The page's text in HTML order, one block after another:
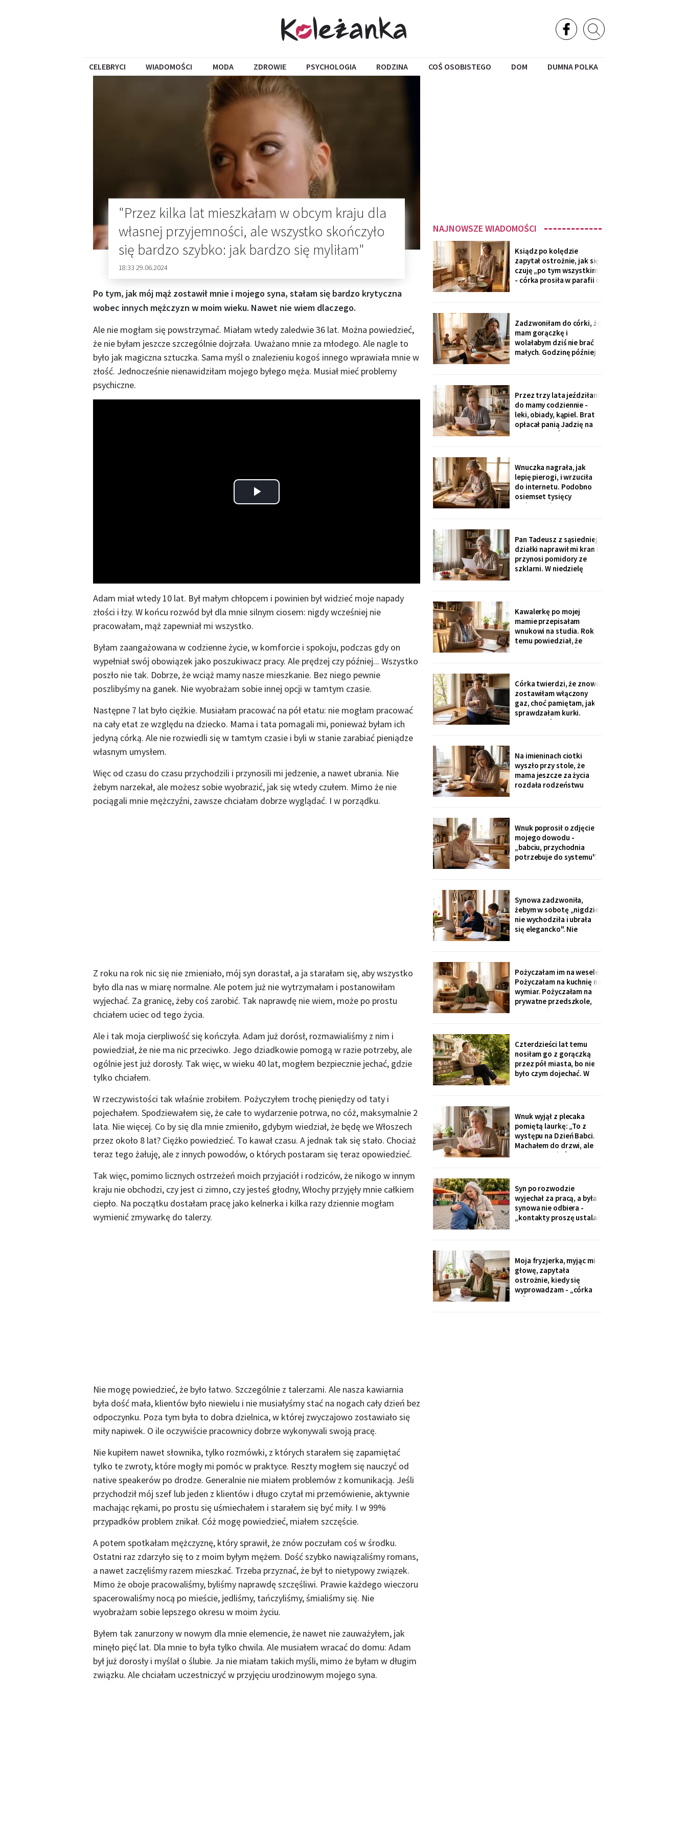
CELEBRYCI WIADOMOŚCI MODA ZDROWIE PSYCHOLOGIA RODZINA COŚ OSOBISTEGO DOM DUMNA POLKA
"Przez kilka lat mieszkałam w obcym kraju dla
własnej przyjemności, ale wszystko skończyło
się bardzo szybko: jak bardzo się myliłam"
18:33 29.06.2024
Po tym, jak mój mąż zostawił mnie i mojego syna, stałam się bardzo krytyczna
wobec innych mężczyzn w moim wieku. Nawet nie wiem dlaczego.
Ale nie mogłam się powstrzymać. Miałam wtedy zaledwie 36 lat. Można powiedzieć,
że nie byłam jeszcze szczególnie dojrzała. Uważano mnie za młodego. Ale nagle to
było jak magiczna sztuczka. Sama myśl o znalezieniu kogoś innego wprawiała mnie w
złość. Jednocześnie nienawidziłam mojego byłego męża. Musiał mieć problemy
psychiczne.
Play
Adam miał wtedy 10 lat. Był małym chłopcem i powinien był widzieć moje napady
złości i łzy. W końcu rozwód był dla mnie silnym ciosem: nigdy wcześniej nie
pracowałam, mąż zapewniał mi wszystko.
Byłam zaangażowana w codzienne życie, w komforcie i spokoju, podczas gdy on
wypełniał swój obowiązek jako poszukiwacz pracy. Ale prędzej czy później... Wszystko
poszło nie tak. Dobrze, że wciąż mamy nasze mieszkanie. Bez niego pewnie
poszlibyśmy na ganek. Nie wyobrażam sobie innej opcji w tamtym czasie.
Następne 7 lat było ciężkie. Musiałam pracować na pół etatu: nie mogłam pracować
na cały etat ze względu na dziecko. Mama i tata pomagali mi, ponieważ byłam ich
jedyną córką. Ale nie rozwiedli się w tamtym czasie i byli w stanie zarabiać pieniądze
własnym umysłem.
Więc od czasu do czasu przychodzili i przynosili mi jedzenie, a nawet ubrania. Nie
żebym narzekał, ale możesz sobie wyobrazić, jak się wtedy czułem. Mimo że nie
pociągali mnie mężczyźni, zawsze chciałam dobrze wyglądać. I w porządku.
Z roku na rok nic się nie zmieniało, mój syn dorastał, a ja starałam się, aby wszystko
było dla nas w miarę normalne. Ale potem już nie wytrzymałam i postanowiłam
wyjechać. Za granicę, żeby coś zarobić. Tak naprawdę nie wiem, może po prostu
chciałem uciec od tego życia.
Ale i tak moja cierpliwość się kończyła. Adam już dorósł, rozmawialiśmy z nim i
powiedział, że nie ma nic przeciwko. Jego dziadkowie pomogą w razie potrzeby, ale
ogólnie jest już dorosły. Tak więc, w wieku 40 lat, mogłem bezpiecznie jechać, gdzie
tylko chciałem.
W rzeczywistości tak właśnie zrobiłem. Pożyczyłem trochę pieniędzy od taty i
pojechałem. Spodziewałem się, że całe to wydarzenie potrwa, no cóż, maksymalnie 2
lata. Nie więcej. Co by się dla mnie zmieniło, gdybym wiedział, że będę we Włoszech
przez około 8 lat? Ciężko powiedzieć. To kawał czasu. A jednak tak się stało. Chociaż
teraz tego żałuję, ale z innych powodów, o których postaram się teraz opowiedzieć.
Tak więc, pomimo licznych ostrzeżeń moich przyjaciół i rodziców, że nikogo w innym
kraju nie obchodzi, czy jest ci zimno, czy jesteś głodny, Włochy przyjęły mnie całkiem
ciepło. Na początku dostałam pracę jako kelnerka i kilka razy dziennie mogłam
wymienić zmywarkę do talerzy.
Nie mogę powiedzieć, że było łatwo. Szczególnie z talerzami. Ale nasza kawiarnia
była dość mała, klientów było niewielu i nie musiałyśmy stać na nogach cały dzień bez
odpoczynku. Poza tym była to dobra dzielnica, w której zwyczajowo zostawiało się
miły napiwek. O ile oczywiście pracownicy dobrze wykonywali swoją pracę.
Nie kupiłem nawet słownika, tylko rozmówki, z których starałem się zapamiętać
tylko te zwroty, które mogły mi pomóc w praktyce. Reszty mogłem się nauczyć od
native speakerów po drodze. Generalnie nie miałem problemów z komunikacją. Jeśli
przychodził mój szef lub jeden z klientów i długo czytał mi przemówienie, aktywnie
machając rękami, po prostu się uśmiechałem i starałem się być miły. I w 99%
przypadków problem znikał. Cóż mogę powiedzieć, miałem szczęście.
A potem spotkałam mężczyznę, który sprawił, że znów poczułam coś w środku.
Ostatni raz zdarzyło się to z moim byłym mężem. Dość szybko nawiązaliśmy romans,
a nawet zaczęliśmy razem mieszkać. Trzeba przyznać, że był to nietypowy związek.
Mimo że oboje pracowaliśmy, byliśmy naprawdę szczęśliwi. Prawie każdego wieczoru
spacerowaliśmy nocą po mieście, jedliśmy, tańczyliśmy, śmialiśmy się. Nie
wyobrażam sobie lepszego okresu w moim życiu.
Byłem tak zanurzony w nowym dla mnie elemencie, że nawet nie zauważyłem, jak
minęło pięć lat. Dla mnie to była tylko chwila. Ale musiałem wracać do domu: Adam
był już dorosły i myślał o ślubie. Ja nie miałam takich myśli, mimo że byłam w długim
związku. Ale chciałam uczestniczyć w przyjęciu urodzinowym mojego syna.
NAJNOWSZE WIADOMOŚCI
Ksiądz po kolędzie
zapytał ostrożnie, jak się
czuję „po tym wszystkim"
- córka prosiła w parafii o
ja co niedzielę czekam z
obiadem. Ostatni raz
przyszli we wrześniu.
Zadzwoniłam do córki, że
mam gorączkę i
wolałabym dziś nie brać
małych. Godzinę później
przyszedł SMS: „Podasz
im obiad? Wrócimy
głodni".
Przez trzy lata jeździłam
do mamy codziennie -
leki, obiady, kąpiel. Brat
opłacał panią Jadzię na
kilka poranków w
rozliczenie: „twoja
połowa za opiekunkę,
osiem tysięcy. Mama by
tak chciała".
Wnuczka nagrała, jak
lepię pierogi, i wrzuciła
do internetu. Podobno
osiemset tysięcy
wyświetleń - ludzie z
babcie. Córka obejrzała
dwa razy i powiedziała
tylko: „Mamo, mogłaś
chociaż zdjąć ten stary
fartuch".
Pan Tadeusz z sąsiedniej
działki naprawił mi kran i
przynosi pomidory ze
szklarni. W niedzielę
przyszłości". Syn położył
na stole kartkę z
punktami. Pierwszy
przeczytałam do góry
nogami
Kawalerkę po mojej
mamie przepisałam
wnukowi na studia. Rok
temu powiedział, że
musiał ją sprzedać, „bo
spotkałam dawną
sąsiadkę stamtąd: „Co
weekend inni ludzie z
walizkami, klucze w
skrzynce na szyfr.
Córka twierdzi, że znowu
zostawiłam włączony
gaz, choć pamiętam, jak
sprawdzałam kurki.
Klucze, które „zgubiłam",
sąsiadka wspomniała, że
córka była u mnie we
wtorek - kiedy ja
siedziałam w przychodni.
Nigdy nie dawałam
Na imieninach ciotki
wyszło przy stole, że
mama jeszcze za życia
rozdała rodzeństwu
dostałam jej różaniec, po
pogrzebie, z szuflady.
Siostra wyjaśniła: „Ty i
tak zawsze byłaś
ustawiona."
Wnuk poprosił o zdjęcie
mojego dowodu -
„babciu, przychodnia
potrzebuje do systemu".
tysiące, na moje dane.
Wnuk płakał, że odda.
Córka na to: „tylko
nigdzie nie zgłaszaj,
chcesz mu zniszczyć
Synowa zadzwoniła,
żebym w sobotę „nigdzie
nie wychodziła i ubrała
się elegancko". Nie
domu opieki. Przyjechali
z tortem i laptopem:
bilety do Rzymu na moje
siedemdziesiąte
urodziny
Pożyczałam im na wesele.
Pożyczałam na kuchnię na
wymiar. Pożyczałam na
prywatne przedszkole,
„bo Kubuś jest wrażliwy".
poprosiłam o pożyczkę -
na okulary progresywne -
i usłyszałam, że „trzeba
było sobie
Czterdzieści lat temu
nosiłam go z gorączką
przez pół miasta, bo nie
było czym dojechać. W
prześwietlenie biodra.
„Mamo, od tego jest
teraz taksówka dla
seniorów, zamów sobie".
Zamówiłam - kierowca
Wnuk wyjął z plecaka
pomiętą laurkę: „To z
występu na Dzień Babci.
Machałem do drzwi, ale
nie przyszłaś". Żadnego
przekazuje je przez
rodziców. Córka
wzruszyła ramionami:
„No zapomniałam, mamo,
tyle się teraz
Syn po rozwodzie
wyjechał za pracą, a była
synowa nie odbiera -
„kontakty proszę ustalać
na rynku młodszy mnie
zobaczył, wyrwał jej się z
ręki i przybiegł. Zdążyłam
tylko przytulić.
Moja fryzjerka, myjąc mi
głowę, zapytała
ostrożnie, kiedy się
wyprowadzam - „córka
mówiła u nas w salonie,